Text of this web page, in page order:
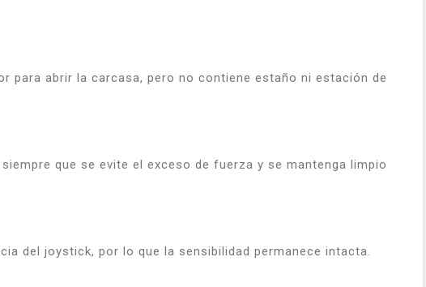
para abrir la carcasa, pero no contiene estaño ni estación de
que se evite el exceso de fuerza y se mantenga limpio
del joystick, por lo que la sensibilidad permanece intacta.